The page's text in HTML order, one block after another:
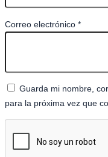
Correo electrónico *
Guarda mi nombre,
para la próxima vez que